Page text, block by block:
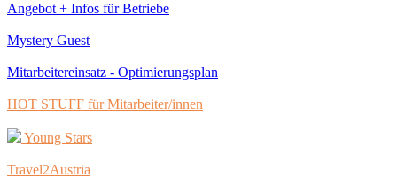
Angebot + Infos für Betriebe
Mystery Guest
Mitarbeitereinsatz - Optimierungsplan
HOT STUFF für Mitarbeiter/innen
Young Stars
Travel2Austria